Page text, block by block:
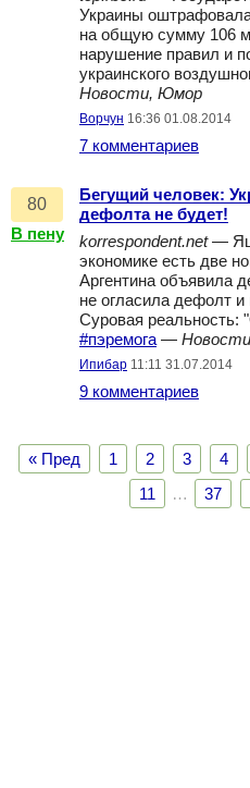
Украины
на общую сумму 106
нарушение правил и
украинского
Новости, Юмор
Ворчун 16:36 01.08.2014
7 комментариев
80
В пену
Бегущий человек:
дефолта не будет!
korrespondent.net—
экономике есть две
Аргентина объявила
не огласила дефолт и
Суровая реальность:
#пэремога —
Ипибар 11:11 31.07.2014
9 комментариев
« Пред 1 2 3 4
11
… 37